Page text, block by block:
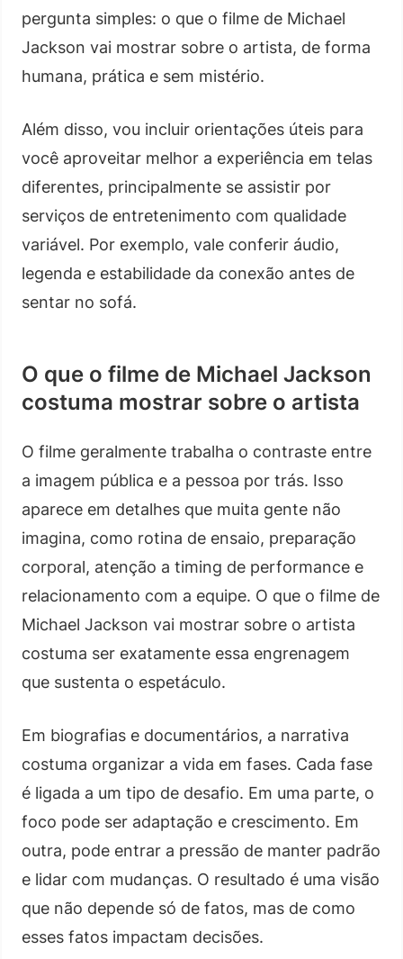
pergunta simples: o que o filme de Michael
Jackson vai mostrar sobre o artista, de forma
humana, prática e sem mistério.
Além disso, vou incluir orientações úteis para
você aproveitar melhor a experiência em telas
diferentes, principalmente se assistir por
serviços de entretenimento com qualidade
variável. Por exemplo, vale conferir áudio,
legenda e estabilidade da conexão antes de
sentar no sofá.
O que o filme de Michael Jackson
costuma mostrar sobre o artista
O filme geralmente trabalha o contraste entre
a imagem pública e a pessoa por trás. Isso
aparece em detalhes que muita gente não
imagina, como rotina de ensaio, preparação
corporal, atenção a timing de performance e
relacionamento com a equipe. O que o filme de
Michael Jackson vai mostrar sobre o artista
costuma ser exatamente essa engrenagem
que sustenta o espetáculo.
Em biografias e documentários, a narrativa
costuma organizar a vida em fases. Cada fase
é ligada a um tipo de desafio. Em uma parte, o
foco pode ser adaptação e crescimento. Em
outra, pode entrar a pressão de manter padrão
e lidar com mudanças. O resultado é uma visão
que não depende só de fatos, mas de como
esses fatos impactam decisões.